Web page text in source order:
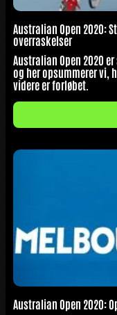
Australian Open 2020:
overraskelser
Australian Open 2020
og her opsummerer vi,
videre er forløbet.
Australian Open 2020: